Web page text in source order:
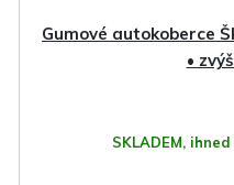
Gumové autokoberce
•
SKLADEM,